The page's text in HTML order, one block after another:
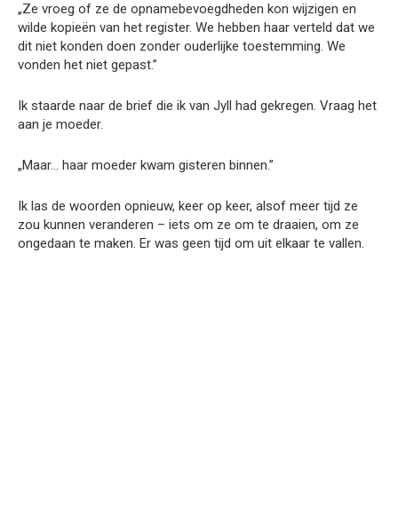
„Ze vroeg of ze de opnamebevoegdheden kon wijzigen en
wilde kopieën van het register. We hebben haar verteld dat we
dit niet konden doen zonder ouderlijke toestemming. We
vonden het niet gepast.”
Ik staarde naar de brief die ik van Jyll had gekregen. Vraag het
aan je moeder.
„Maar… haar moeder kwam gisteren binnen.”
Ik las de woorden opnieuw, keer op keer, alsof meer tijd ze
zou kunnen veranderen – iets om ze om te draaien, om ze
ongedaan te maken. Er was geen tijd om uit elkaar te vallen.